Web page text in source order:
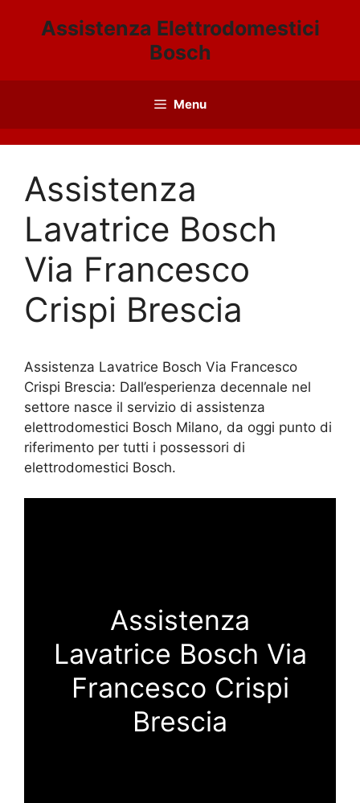
Assistenza Elettrodomestici
Bosch
Menu
Assistenza
Lavatrice Bosch
Via Francesco
Crispi Brescia
Assistenza Lavatrice Bosch Via Francesco
Crispi Brescia: Dall’esperienza decennale nel
settore nasce il servizio di assistenza
elettrodomestici Bosch Milano, da oggi punto di
riferimento per tutti i possessori di
elettrodomestici Bosch.
Assistenza
Lavatrice Bosch Via
Francesco Crispi
Brescia